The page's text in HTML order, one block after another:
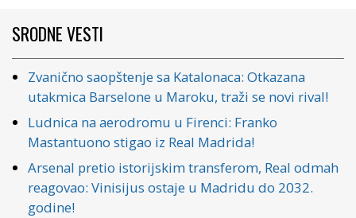
SRODNE VESTI
Zvanično saopštenje sa Katalonaca: Otkazana
utakmica Barselone u Maroku, traži se novi rival!
Ludnica na aerodromu u Firenci: Franko
Mastantuono stigao iz Real Madrida!
Arsenal pretio istorijskim transferom, Real odmah
reagovao: Vinisijus ostaje u Madridu do 2032.
godine!